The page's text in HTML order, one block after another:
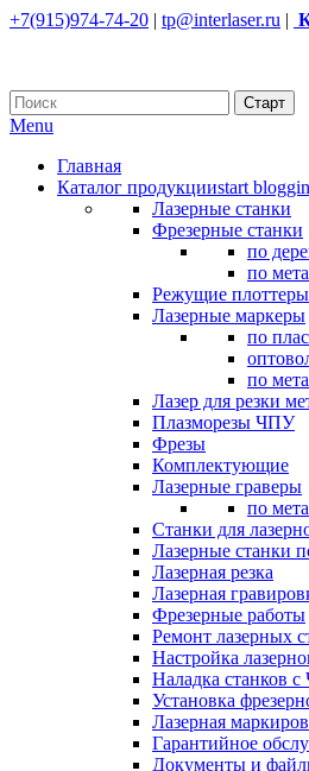
+7(915)974-74-20 | tp@interlaser.ru |
Menu
Главная
Каталог продукцииstart
Лазерные станки
Фрезерные станки
по
по
Режущие плоттеры
Лазерные маркеры
по
по
Лазер для резки
Плазморезы ЧПУ
Фрезы
Комплектующие
Лазерные граверы
по
Станки для
Лазерные станки
Лазерная резка
Лазерная
Фрезерные работы
Ремонт лазерных
Настройка
Наладка станков
Установка
Лазерная
Гарантийное
Документы и